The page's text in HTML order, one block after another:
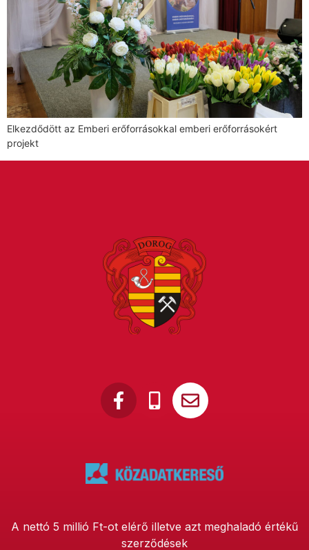
Elkezdődött az Emberi erőforrásokkal emberi erőforrásokért
projekt
A nettó 5 millió Ft-ot elérő illetve azt meghaladó értékű
szerződések